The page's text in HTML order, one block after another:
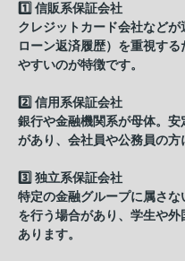
1️⃣ 信販系保証会社
クレジットカード会社など
ローン返済履歴）を重視す
やすいのが特徴です。
2️⃣ 信用系保証会社
銀行や金融機関系が母体。
があり、会社員や公務員の方
3️⃣ 独立系保証会社
特定の金融グループに属さ
を行う場合があり、学生や
あります。